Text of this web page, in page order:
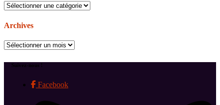
Catégories
Archives
Archives
Suivez-nous !
Facebook